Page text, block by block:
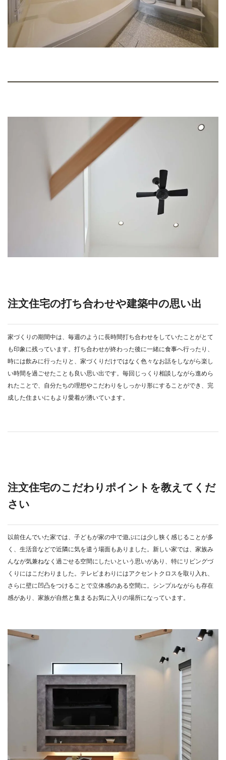
注文住宅の打ち合わせや建築中の思い出
家づくりの期間中は、毎週のように長時間打ち合わせをしていたことがとて
も印象に残っています。打ち合わせが終わった後に一緒に食事へ行ったり、
時には飲みに行ったりと、家づくりだけではなく色々なお話をしながら楽し
い時間を過ごせたことも良い思い出です。毎回じっくり相談しながら進めら
れたことで、自分たちの理想やこだわりをしっかり形にすることができ、完
成した住まいにもより愛着が湧いています。
注文住宅のこだわりポイントを教えてくだ
さい
以前住んでいた家では、子どもが家の中で遊ぶには少し狭く感じることが多
く、生活音などで近隣に気を遣う場面もありました。新しい家では、家族み
んなが気兼ねなく過ごせる空間にしたいという思いがあり、特にリビングづ
くりにはこだわりました。テレビまわりにはアクセントクロスを取り入れ、
さらに壁に凹凸をつけることで立体感のある空間に。シンプルながらも存在
感があり、家族が自然と集まるお気に入りの場所になっています。